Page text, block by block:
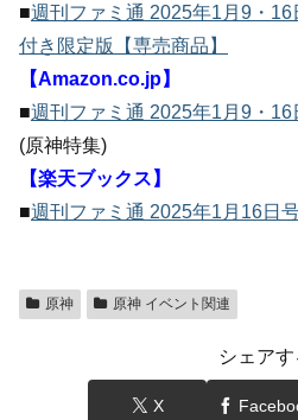
■週刊ファミ通 2025年1月9・
付き限定版【専売商品】
【Amazon.co.jp】
■週刊ファミ通 2025年1月9・
(原神特集)
【楽天ブックス】
■週刊ファミ通 2025年1月16日
原神 原神 イベント関連
シェアす
X